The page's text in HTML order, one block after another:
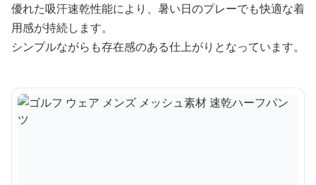
優れた吸汗速乾性能により、暑い日のプレーでも快適な着
用感が持続します。
シンプルながらも存在感のある仕上がりとなっています。